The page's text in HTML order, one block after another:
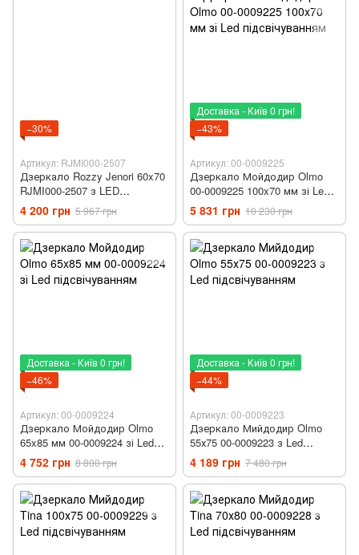
−30%
Артикул: RJMI000-2507
Дзеркало Rozzy Jenori 60x70
RJMI000-2507 з LED
підсвічуванням
4 200 грн 5 967 грн
Доставка - Київ 0 грн!
−43%
Артикул: 00-0009225
Дзеркало Мойдодир Olmo
00-0009225 100x70 мм зі Led
підсвічуванням
5 831 грн 10 230 грн
Доставка - Київ 0 грн!
−46%
Артикул: 00-0009224
Дзеркало Мойдодир Olmo
65x85 мм 00-0009224 зі Led
підсвічуванням
4 752 грн 8 800 грн
Доставка - Київ 0 грн!
−44%
Артикул: 00-0009223
Дзеркало Мийдодир Olmo
55х75 00-0009223 з Led
підсвічуванням
4 189 грн 7 480 грн